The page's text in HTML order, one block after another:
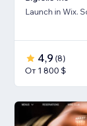
Launch in Wix.
4,9 (8)
От 1 800 $